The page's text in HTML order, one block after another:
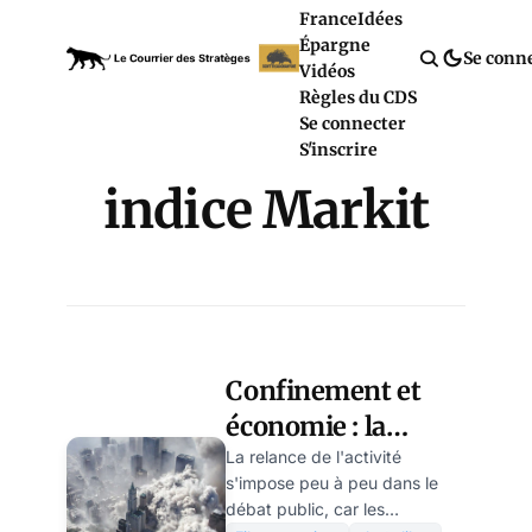
FranceIdées
Épargne
Vidéos
Règles du CDS
Se connecter
S'inscrire
Se
indice Markit
Confinement et
économie : la
crainte d’un
effondrement
La relance de l'activité
s'impose peu à peu dans le
débat public, car les